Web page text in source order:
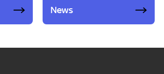
News